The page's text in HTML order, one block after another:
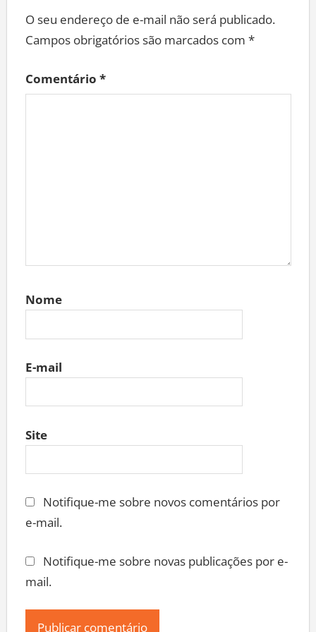
O seu endereço de e-mail não será publicado.
Campos obrigatórios são marcados com *
Comentário *
Nome
E-mail
Site
Notifique-me sobre novos comentários por
e-mail.
Notifique-me sobre novas publicações por e-
mail.